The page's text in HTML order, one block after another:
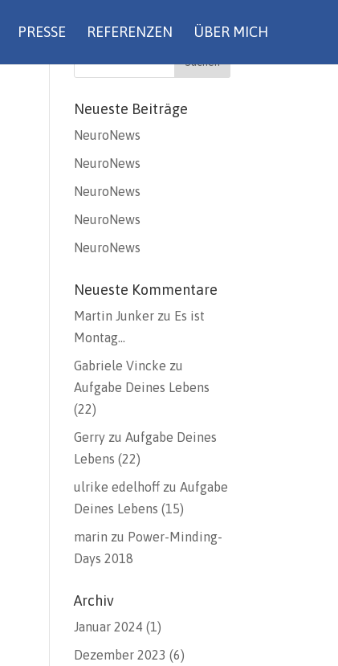
PRESSE REFERENZEN ÜBER MICH
Neueste Beiträge
NeuroNews
NeuroNews
NeuroNews
NeuroNews
NeuroNews
Neueste Kommentare
Martin Junker zu Es ist
Montag…
Gabriele Vincke zu
Aufgabe Deines Lebens
(22)
Gerry zuAufgabe Deines
Lebens (22)
ulrike edelhoff zuAufgabe
Deines Lebens (15)
marin zu Power-Minding-
Days 2018
Archiv
Januar 2024 (1)
Dezember 2023 (6)